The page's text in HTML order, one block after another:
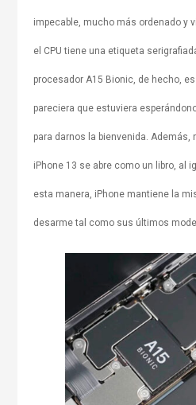
impecable, mucho más ordenado y
el CPU tiene una etiqueta
procesador A15 Bionic, de hecho,
pareciera que estuviera
para darnos la bienvenida. Además,
iPhone 13 se abre como un libro, al
esta manera, iPhone mantiene la
desarme tal como sus últimos